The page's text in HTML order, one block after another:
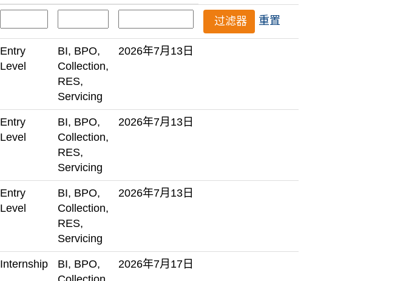
重置
Entry
Level
BI, BPO,
Collection,
RES,
Servicing
2026年7月13日
Entry
Level
BI, BPO,
Collection,
RES,
Servicing
2026年7月13日
Entry
Level
BI, BPO,
Collection,
RES,
Servicing
2026年7月13日
Internship
BI, BPO,
2026年7月17日